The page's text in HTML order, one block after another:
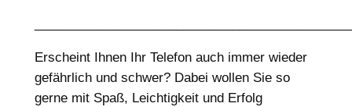
Erscheint Ihnen Ihr Telefon auch immer wieder
gefährlich und schwer? Dabei wollen Sie so
gerne mit Spaß, Leichtigkeit und Erfolg